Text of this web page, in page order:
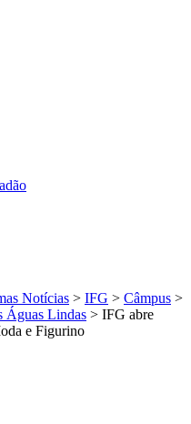
Notícias > IFG > Câmpus >
Águas Lindas > IFG abre
e Figurino